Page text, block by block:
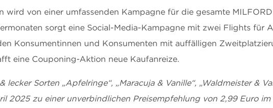
wird von einer umfassenden Kampagne für die gesamte
sorgt eine Social-Media-Kampagne mit zwei Flights für
Konsumentinnen und Konsumenten mit auffälligen
eine Couponing-Aktion neue Kaufanreize.
lecker Sorten „Apfelringe“, „Maracuja & Vanille“, „Waldmeister &
2025 zu einer unverbindlichen Preisempfehlung von 2,99 Euro im